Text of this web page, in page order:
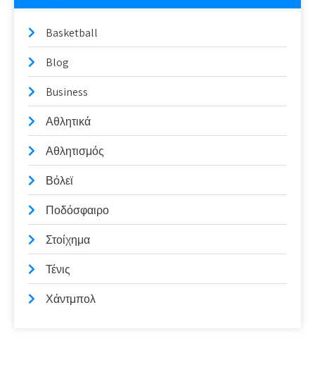
Basketball
Blog
Business
Αθλητικά
Αθλητισμός
Βόλεϊ
Ποδόσφαιρο
Στοίχημα
Τένις
Χάντμπολ